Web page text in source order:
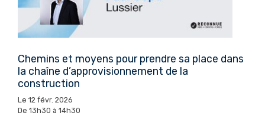
Chemins et moyens pour prendre sa place dans
la chaîne d’approvisionnement de la
construction
Le 12 févr. 2026
De 13h30 à 14h30